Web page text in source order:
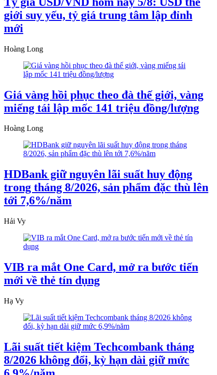
giới suy yếu, tỷ giá trung tâm lập đỉnh
mới
Hoàng Long
Giá vàng hồi phục theo đà thế giới, vàng
miếng tái lập mốc 141 triệu đồng/lượng
Hoàng Long
HDBank giữ nguyên lãi suất huy động
trong tháng 8/2026, sản phẩm đặc thù lên
tới 7,6%/năm
Hải Vy
VIB ra mắt One Card, mở ra bước tiến
mới về thẻ tín dụng
Hạ Vy
Lãi suất tiết kiệm Techcombank tháng
8/2026 không đổi, kỳ hạn dài giữ mức